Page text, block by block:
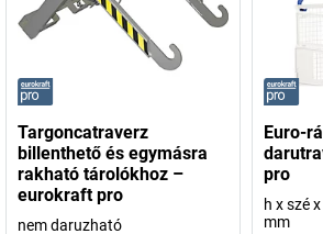
Targoncatraverz
billenthető és egymásra
rakható tárolókhoz –
eurokraft pro
nem daruzható
Euro-
pro
h x szé
mm